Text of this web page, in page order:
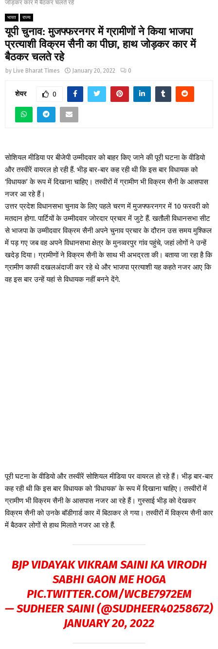
जोड़कर कार में बैठकर चलते रहे
भारत राज्य
यूपी चुनाव: मुजफ्फरनगर में ग्रामीणों ने किया भाजपा
प्रत्याशी विक्रम सैनी का पीछा, हाथ जोड़कर कार में
बैठकर चलते रहे
by Live Bharat Times January 20, 2022 0
शेयर 0
सोशियल मीडिया पर बीजेपी उम्मीदवार को बाहर किए जाने की पूरी घटना के वीडियो
और तस्वीरें वायरल हो रही हैं. भीड़ बार-बार कह रही थी कि इस बार विधायक को
‘विधायक’ के रूप में दिखाना चाहिए। तस्वीरों में ग्रामीण भी विक्रम सैनी के आसपास
नजर आ रहे हैं।
उत्तर प्रदेश विधानसभा चुनाव के लिए पहले चरण में मुजफ्फरनगर में 10 फरवरी को
मतदान होगा. पार्टियों के उम्मीदवार जोरदार प्रचार में जुटे हैं. खतौली विधानसभा सीट
से भाजपा के उम्मीदवार विक्रम सैनी अपने चुनाव प्रचार के दौरान उस समय मुश्किल
में पड़ गए जब वह अपने विधानसभा क्षेत्र के मुनव्वरपुर गांव पहुंचे, जहां लोगों ने उन्हें
खदेड़ दिया। ग्रामीणों ने विक्रम सैनी के साथ भी अभद्रता की। बताया जा रहा है कि
ग्रामीण काफी दखलअंदाजी कर रहे थे और भाजपा प्रत्याशी यह कहते नजर आए कि
वह इस बार उन्हें यहां से विधायक नहीं बनने देंगे.
पूरी घटना के वीडियो और तस्वीरें सोशियल मीडिया पर वायरल हो रहे हैं। भीड़ बार-बार
कह रही थी कि इस बार विधायक को ‘विधायक’ के रूप में दिखाना चाहिए। तस्वीरों में
ग्रामीण भी विक्रम सैनी के आसपास नजर आ रहे हैं। गुस्साई भीड़ को देखकर
विक्रम सैनी को उनके बॉडीगार्ड कार में बिठाकर ले गया। तस्वीरों में विक्रम सैनी कार
में बैठकर लोगों से हाथ मिलाते नजर आ रहे हैं.
BJP VIDAYAK VIKRAM SAINI KA VIRODH
SABHI GAON ME HOGA
PIC.TWITTER.COM/WCBE7972EM
— SUDHEER SAINI (@SUDHEER40258672)
JANUARY 20, 2022